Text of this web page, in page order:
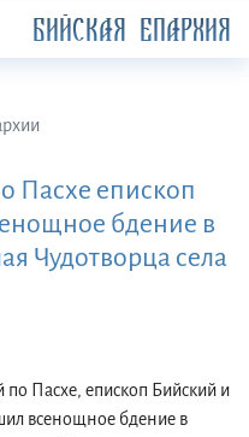
БИЙСКАЯ ЕПАРХИЯ
Пасхе епископ
бдение в
Чудотворца села
по Пасхе, епископ Бийский и
всенощное бдение в